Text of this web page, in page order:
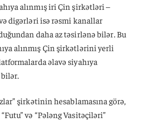
alınmış iri Çin şirkətləri –
digərləri isə rəsmi kanallar
daha az təsirlənə bilər. Bu
alınmış Çin şirkətlərini yerli
əlavə siyahıya
bilər.
şirkətinin hesablamasına görə,
və “Pələng Vasitəçiləri”